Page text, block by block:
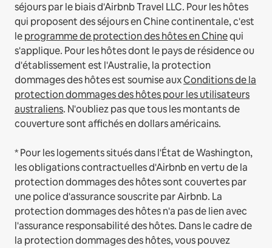
séjours par le biais d'Airbnb Travel LLC. Pour les hôtes
qui proposent des séjours en Chine continentale, c'est
leprogramme de protection des hôtes en Chinequi
s'applique. Pour les hôtes dont le pays de résidence ou
d'établissement est l'Australie, la protection
dommages des hôtes est soumise auxConditions de la
protection dommages des hôtes pour les utilisateurs
australiens. N'oubliez pas que tous les montants de
couverture sont affichés en dollars américains.
* Pour les logements situés dans l'État de Washington,
les obligations contractuelles d'Airbnb en vertu de la
protection dommages des hôtes sont couvertes par
une police d'assurance souscrite par Airbnb. La
protection dommages des hôtes n'a pas de lien avec
l'assurance responsabilité des hôtes. Dans le cadre de
la protection dommages des hôtes, vous pouvez